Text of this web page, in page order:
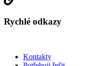
Rychlé odkazy
Kontakty